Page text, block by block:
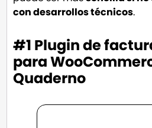
con desarrollos técnicos.
#1 Plugin de
para
Quaderno